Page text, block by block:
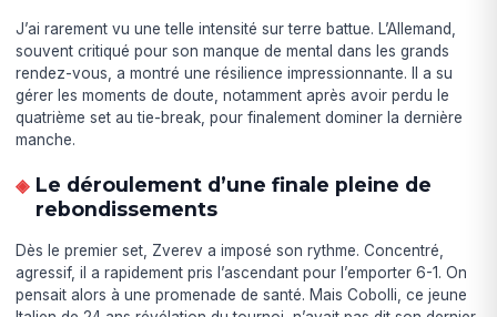
J’ai rarement vu une telle intensité sur terre battue. L’Allemand,
souvent critiqué pour son manque de mental dans les grands
rendez-vous, a montré une résilience impressionnante. Il a su
gérer les moments de doute, notamment après avoir perdu le
quatrième set au tie-break, pour finalement dominer la dernière
manche.
Le déroulement d’une finale pleine de
rebondissements
Dès le premier set, Zverev a imposé son rythme. Concentré,
agressif, il a rapidement pris l’ascendant pour l’emporter 6-1. On
pensait alors à une promenade de santé. Mais Cobolli, ce jeune